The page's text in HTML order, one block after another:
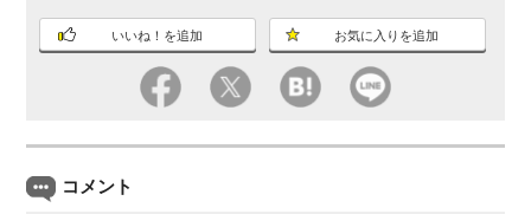
いいね！を追加 お気に入りを追加
コメント